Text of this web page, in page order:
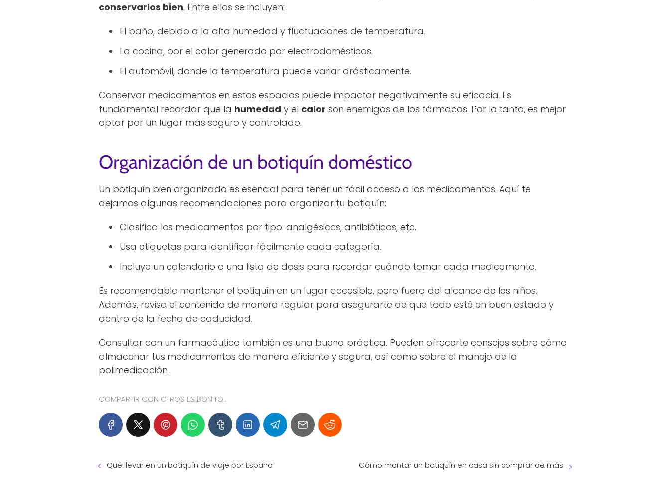
conservarlos bien. Entre ellos se incluyen:
El baño, debido a la alta humedad y fluctuaciones de temperatura.
La cocina, por el calor generado por electrodomésticos.
El automóvil, donde la temperatura puede variar drásticamente.
Conservar medicamentos en estos espacios puede impactar negativamente su eficacia. Es
fundamental recordar que la humedad y el calor son enemigos de los fármacos. Por lo tanto, es mejor
optar por un lugar más seguro y controlado.
Organización de un botiquín doméstico
Un botiquín bien organizado es esencial para tener un fácil acceso a los medicamentos. Aquí te
dejamos algunas recomendaciones para organizar tu botiquín:
Clasifica los medicamentos por tipo: analgésicos, antibióticos, etc.
Usa etiquetas para identificar fácilmente cada categoría.
Incluye un calendario o una lista de dosis para recordar cuándo tomar cada medicamento.
Es recomendable mantener el botiquín en un lugar accesible, pero fuera del alcance de los niños.
Además, revisa el contenido de manera regular para asegurarte de que todo esté en buen estado y
dentro de la fecha de caducidad.
Consultar con un farmacéutico también es una buena práctica. Pueden ofrecerte consejos sobre cómo
almacenar tus medicamentos de manera eficiente y segura, así como sobre el manejo de la
polimedicación.
COMPARTIR CON OTROS ES BONITO...
Qué llevar en un botiquín de viaje por España Cómo montar un botiquín en casa sin comprar de más